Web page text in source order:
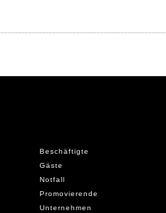
Beschäftigte
Gäste
Notfall
Promovierende
Unternehmen